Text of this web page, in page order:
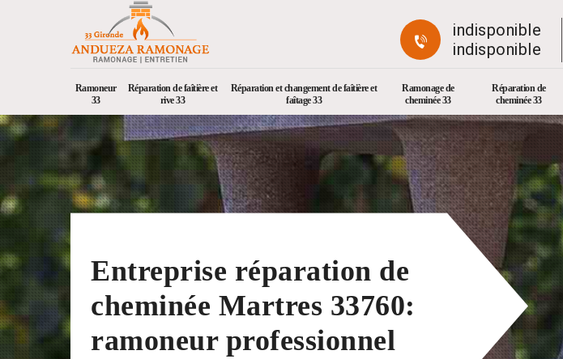
indisponible
indisponible
Ramoneur
33
Réparation de faîtière et
rive 33
Réparation et changement de faîtière et
faîtage 33
Ramonage de
cheminée 33
Réparation de
cheminée 33
Entreprise réparation de
cheminée Martres 33760:
ramoneur professionnel